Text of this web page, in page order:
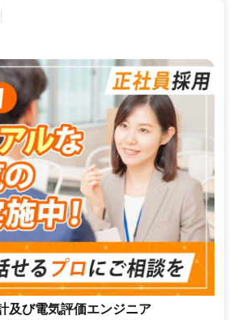
及び電気評価エンジニア